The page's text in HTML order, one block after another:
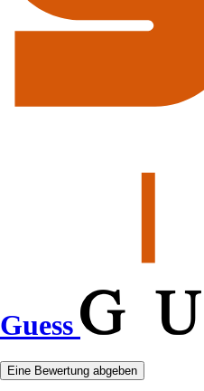
Guess
Eine Bewertung abgeben